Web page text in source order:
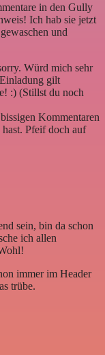
in den Gully
Ich hab sie jetzt
und
Würd mich sehr
gilt
:) (Stillst du noch
Kommentaren
Pfeif doch auf
sein, bin da schon
ich allen
immer im Header
trübe.